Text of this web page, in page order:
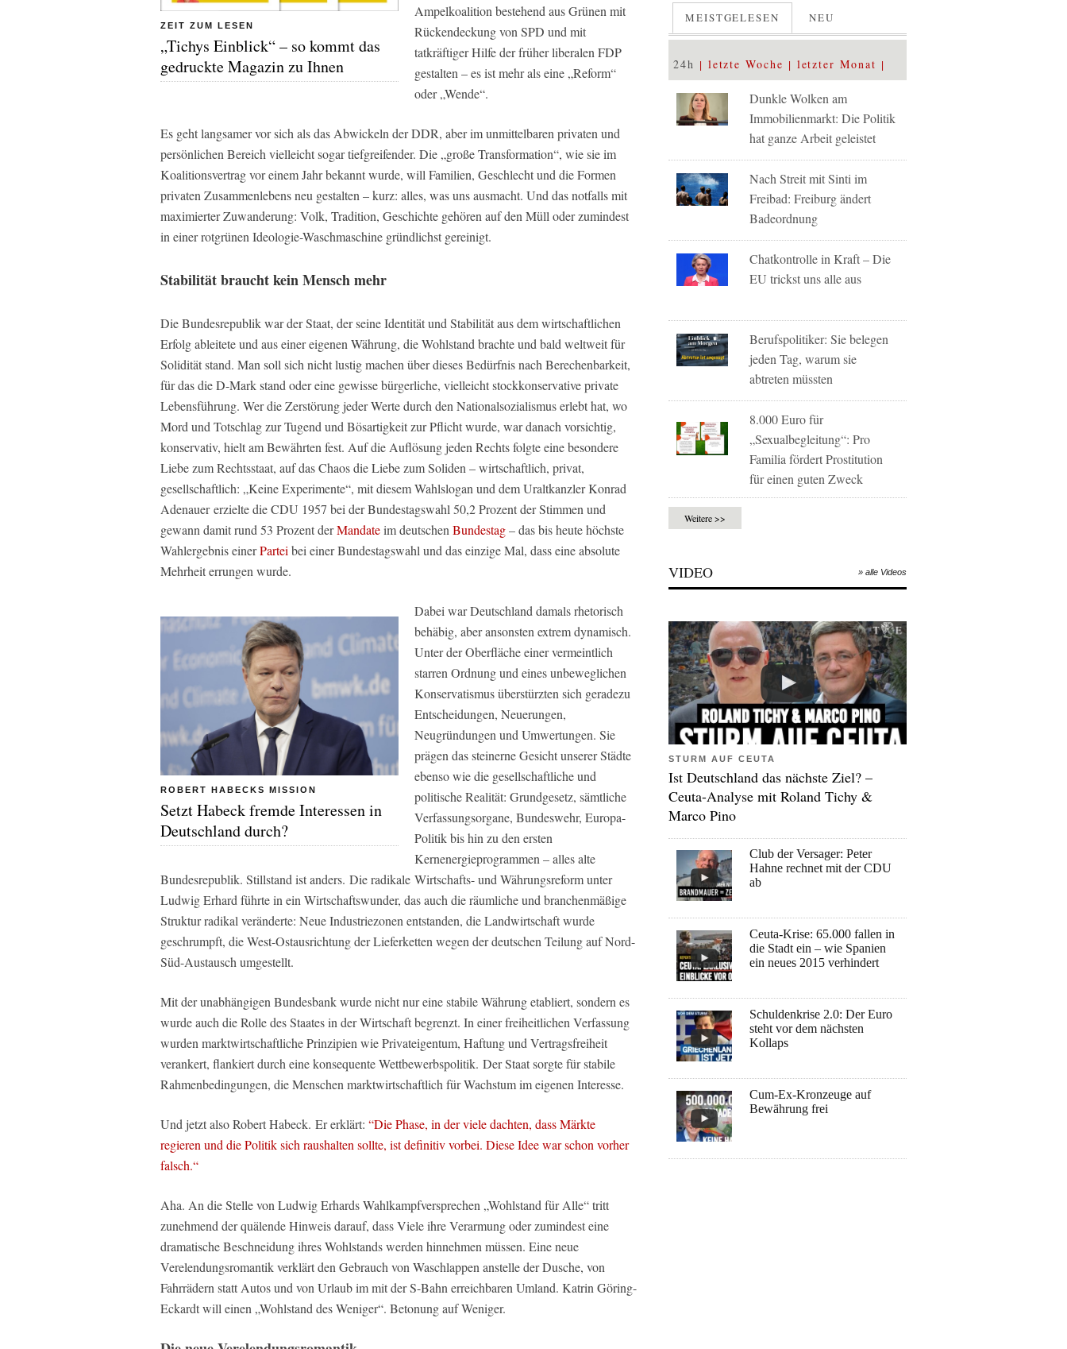
ZEIT ZUM LESEN
„Tichys Einblick“ – so kommt das
gedruckte Magazin zu Ihnen
Ampelkoalition bestehend aus Grünen mit
Rückendeckung von SPD und mit
tatkräftiger Hilfe der früher liberalen FDP
gestalten – es ist mehr als eine „Reform“
oder „Wende“.
Es geht langsamer vor sich als das Abwickeln der DDR, aber im unmittelbaren privaten und
persönlichen Bereich vielleicht sogar tiefgreifender. Die „große Transformation“, wie sie im
Koalitionsvertrag vor einem Jahr bekannt wurde, will Familien, Geschlecht und die Formen
privaten Zusammenlebens neu gestalten – kurz: alles, was uns ausmacht. Und das notfalls mit
maximierter Zuwanderung: Volk, Tradition, Geschichte gehören auf den Müll oder zumindest
in einer rotgrünen Ideologie-Waschmaschine gründlichst gereinigt.
Stabilität braucht kein Mensch mehr
Die Bundesrepublik war der Staat, der seine Identität und Stabilität aus dem wirtschaftlichen
Erfolg ableitete und aus einer eigenen Währung, die Wohlstand brachte und bald weltweit für
Solidität stand. Man soll sich nicht lustig machen über dieses Bedürfnis nach Berechenbarkeit,
für das die D-Mark stand oder eine gewisse bürgerliche, vielleicht stockkonservative private
Lebensführung. Wer die Zerstörung jeder Werte durch den Nationalsozialismus erlebt hat, wo
Mord und Totschlag zur Tugend und Bösartigkeit zur Pflicht wurde, war danach vorsichtig,
konservativ, hielt am Bewährten fest. Auf die Auflösung jeden Rechts folgte eine besondere
Liebe zum Rechtsstaat, auf das Chaos die Liebe zum Soliden – wirtschaftlich, privat,
gesellschaftlich: „Keine Experimente“, mit diesem Wahlslogan und dem Uraltkanzler Konrad
Adenauer erzielte die CDU 1957 bei der Bundestagswahl 50,2 Prozent der Stimmen und
gewann damit rund 53 Prozent derMandateim deutschen Bundestag– das bis heute höchste
Wahlergebnis einerPartei bei einer Bundestagswahl und das einzige Mal, dass eine absolute
Mehrheit errungen wurde.
ROBERT HABECKS MISSION
Setzt Habeck fremde Interessen in
Deutschland durch?
Dabei war Deutschland damals rhetorisch
behäbig, aber ansonsten extrem dynamisch.
Unter der Oberfläche einer vermeintlich
starren Ordnung und eines unbeweglichen
Konservatismus überstürzten sich geradezu
Entscheidungen, Neuerungen,
Neugründungen und Umwertungen. Sie
prägen das steinerne Gesicht unserer Städte
ebenso wie die gesellschaftliche und
politische Realität: Grundgesetz, sämtliche
Verfassungsorgane, Bundeswehr, Europa-
Politik bis hin zu den ersten
Kernenergieprogrammen – alles alte
Bundesrepublik. Stillstand ist anders. Die radikale Wirtschafts- und Währungsreform unter
Ludwig Erhard führte in ein Wirtschaftswunder, das auch die räumliche und branchenmäßige
Struktur radikal veränderte: Neue Industriezonen entstanden, die Landwirtschaft wurde
geschrumpft, die West-Ostausrichtung der Lieferketten wegen der deutschen Teilung auf Nord-
Süd-Austausch umgestellt.
Mit der unabhängigen Bundesbank wurde nicht nur eine stabile Währung etabliert, sondern es
wurde auch die Rolle des Staates in der Wirtschaft begrenzt. In einer freiheitlichen Verfassung
wurden marktwirtschaftliche Prinzipien wie Privateigentum, Haftung und Vertragsfreiheit
verankert, flankiert durch eine konsequente Wettbewerbspolitik. Der Staat sorgte für stabile
Rahmenbedingungen, die Menschen marktwirtschaftlich für Wachstum im eigenen Interesse.
Und jetzt also Robert Habeck. Er erklärt: “Die Phase, in der viele dachten, dass Märkte
regieren und die Politik sich raushalten sollte, ist definitiv vorbei. Diese Idee war schon vorher
falsch.“
Aha. An die Stelle von Ludwig Erhards Wahlkampfversprechen „Wohlstand für Alle“ tritt
zunehmend der quälende Hinweis darauf, dass Viele ihre Verarmung oder zumindest eine
dramatische Beschneidung ihres Wohlstands werden hinnehmen müssen. Eine neue
Verelendungsromantik verklärt den Gebrauch von Waschlappen anstelle der Dusche, von
Fahrrädern statt Autos und von Urlaub im mit der S-Bahn erreichbaren Umland. Katrin Göring-
Eckardt will einen „Wohlstand des Weniger“. Betonung auf Weniger.
MEISTGELESEN NEU
24h letzte Woche letzter Monat
Dunkle Wolken am
Immobilienmarkt: Die Politik
hat ganze Arbeit geleistet
Nach Streit mit Sinti im
Freibad: Freiburg ändert
Badeordnung
Chatkontrolle in Kraft – Die
EU trickst uns alle aus
Berufspolitiker: Sie belegen
jeden Tag, warum sie
abtreten müssten
8.000 Euro für
„Sexualbegleitung“: Pro
Familia fördert Prostitution
für einen guten Zweck
Weitere >>
VIDEO » alle Videos
STURM AUF CEUTA
Ist Deutschland das nächste Ziel? –
Ceuta-Analyse mit Roland Tichy &
Marco Pino
Club der Versager: Peter
Hahne rechnet mit der CDU
ab
Ceuta-Krise: 65.000 fallen in
die Stadt ein – wie Spanien
ein neues 2015 verhindert
Schuldenkrise 2.0: Der Euro
steht vor dem nächsten
Kollaps
Cum-Ex-Kronzeuge auf
Bewährung frei